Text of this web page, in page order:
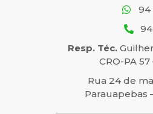
94
Resp. Téc.
CRO-PA 57
Rua 24 de
Parauapebas